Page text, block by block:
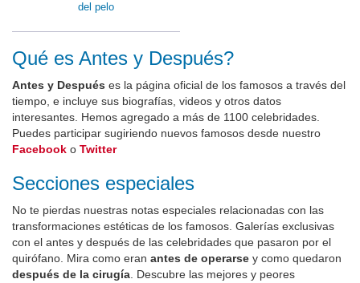
del pelo
Qué es Antes y Después?
Antes y Después es la página oficial de los famosos a través del
tiempo, e incluye sus biografías, videos y otros datos
interesantes. Hemos agregado a más de 1100 celebridades.
Puedes participar sugiriendo nuevos famosos desde nuestro
Facebook o Twitter
Secciones especiales
No te pierdas nuestras notas especiales relacionadas con las
transformaciones estéticas de los famosos. Galerías exclusivas
con el antes y después de las celebridades que pasaron por el
quirófano. Mira como eran antes de operarse y como quedaron
después de la cirugía . Descubre las mejores y peores